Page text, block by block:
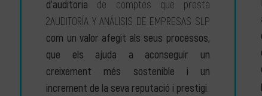
d’auditoria de comptes que presta
2AUDITORÍA Y ANÁLISIS DE EMPRESAS SLP
com un valor afegit als seus processos,
que els ajuda a aconseguir un
creixement més sostenible i un
increment de la seva reputació i prestigi.